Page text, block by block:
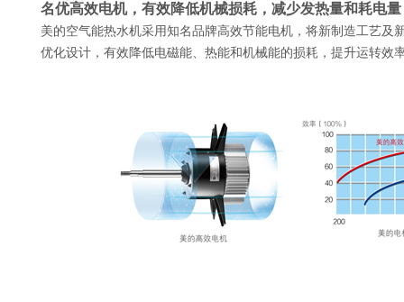
名优高效电机，有效降低机械损耗，减少发热量和耗电量
美的空气能热水机采用知名品牌高效节能电机，将新制造工艺及
优化设计，有效降低电磁能、热能和机械能的损耗，提升运转效